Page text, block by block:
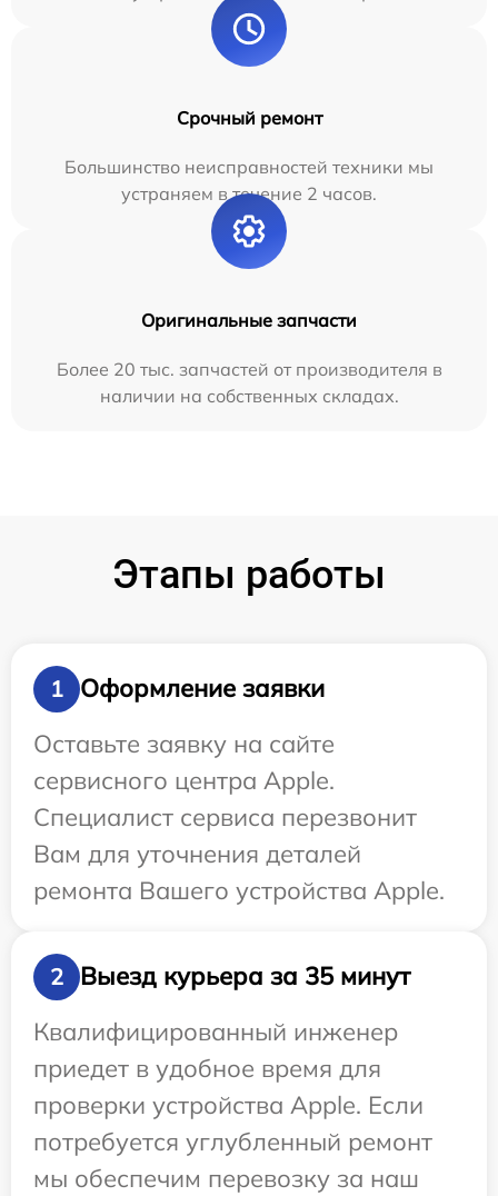
Срочный ремонт
Большинство неисправностей техники мы
устраняем в течение 2 часов.
Оригинальные запчасти
Более 20 тыс. запчастей от производителя в
наличии на собственных складах.
Этапы работы
1
Оформление заявки
Оставьте заявку на сайте
сервисного центра Apple.
Специалист сервиса перезвонит
Вам для уточнения деталей
ремонта Вашего устройства Apple.
2
Выезд курьера за 35 минут
Квалифицированный инженер
приедет в удобное время для
проверки устройства Apple. Если
потребуется углубленный ремонт
мы обеспечим перевозку за наш